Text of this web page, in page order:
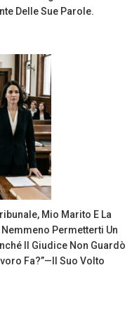
Delle Sue Parole.
Mio Marito E La
Permetterti Un
Il Giudice Non Guardò
Fa?”—Il Suo Volto